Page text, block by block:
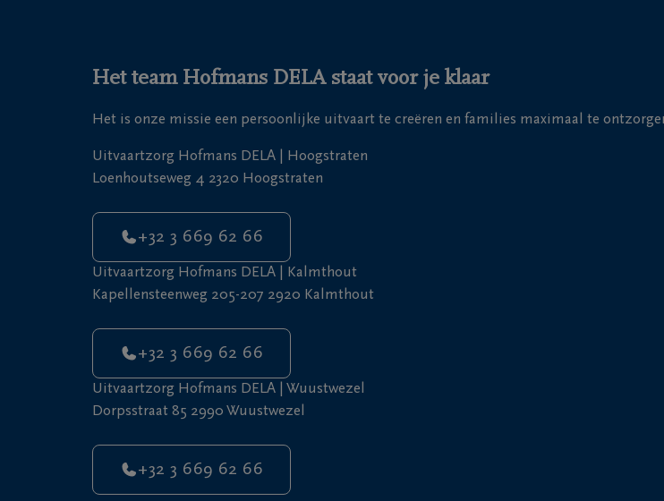
Het team Hofmans DELA staat voor je klaar
Het is onze missie een persoonlijke uitvaart te creëren en families maximaal te
Uitvaartzorg Hofmans DELA | Hoogstraten
Loenhoutseweg 4 2320 Hoogstraten
+32 3 669 62 66
Uitvaartzorg Hofmans DELA | Kalmthout
Kapellensteenweg 205-207 2920 Kalmthout
+32 3 669 62 66
Uitvaartzorg Hofmans DELA | Wuustwezel
Dorpsstraat 85 2990 Wuustwezel
+32 3 669 62 66